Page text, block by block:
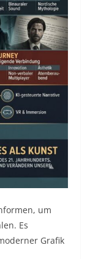
um
Es
Grafik